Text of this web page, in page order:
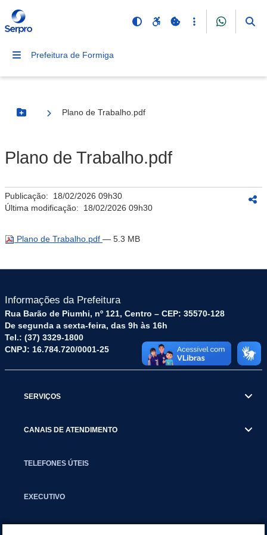
Prefeitura de Formiga
Botão Menu
Plano de Trabalho.pdf
Plano de Trabalho.pdf
Publicação: 18/02/2026 09h30
Última modificação: 18/02/2026 09h30
Plano de Trabalho.pdf — 5.3 MB
Informações da Prefeitura
Rua Barão de Piumhi, nº 121, Centro – CEP: 35570-128
De segunda a sexta-feira, das 9h às 16h
Tel.: (37) 3329-1800
CNPJ: 16.784.720/0001-25
SERVIÇOS
CANAIS DE ATENDIMENTO
TELEFONES ÚTEIS
EXECUTIVO